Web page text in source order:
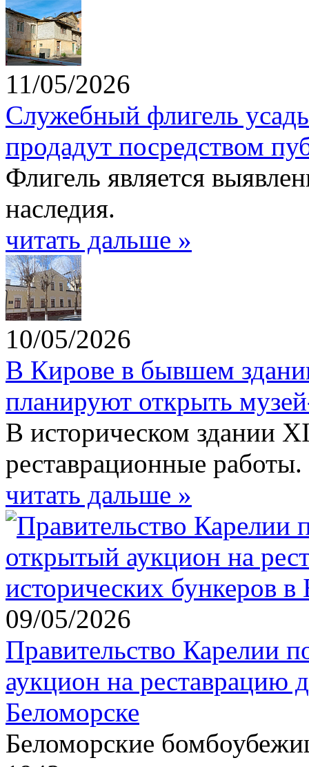
11/05/2026
Служебный флигель
продадут посредством
Флигель является
наследия.
читать дальше »
10/05/2026
В Кирове в бывшем
планируют открыть
В историческом здании
реставрационные работы.
читать дальше »
09/05/2026
Правительство Карелии
аукцион на реставрацию
Беломорске
Беломорские